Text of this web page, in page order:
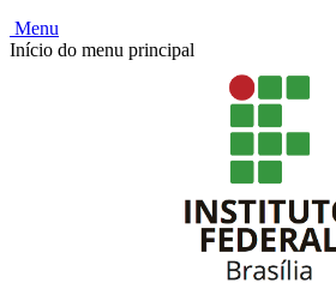
Menu
Início do menu principal